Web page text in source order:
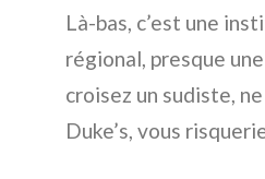
Là-bas, c’est une
régional, presque
croisez un sudiste,
Duke’s, vous